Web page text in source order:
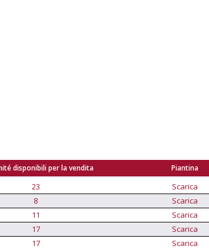
disponibili per la vendita Piantina
23
Scarica
8
Scarica
11
Scarica
17
Scarica
17
Scarica